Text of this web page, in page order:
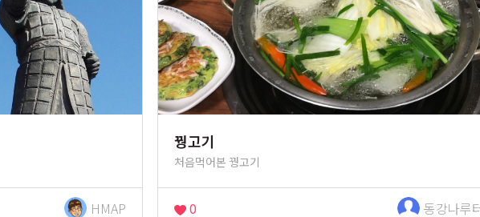
HMAP
꿩고기
처음먹어본 꿩고기
0 동강나루